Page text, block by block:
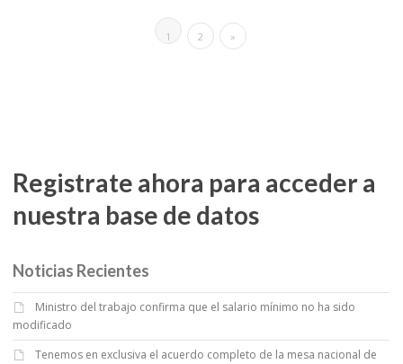
1 2 »
Registrate ahora para acceder a
nuestra base de datos
Noticias Recientes
Ministro del trabajo confirma que el salario mínimo no ha sido
modificado
Tenemos en exclusiva el acuerdo completo de la mesa nacional de